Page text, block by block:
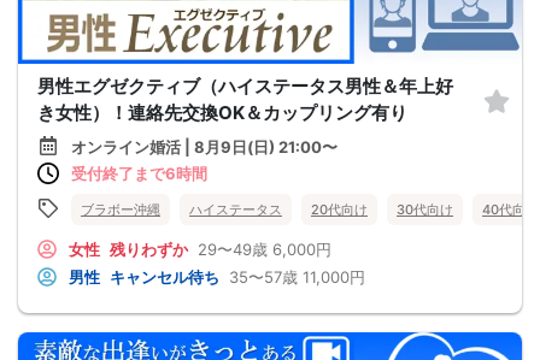
男性エグゼクティブ（ハイステータス男性＆年上好
き女性）！連絡先交換OK＆カップリング有り
オンライン婚活 | 8月9日(日) 21:00〜
受付終了まで6時間
ブラボー沖縄 ハイステータス 20代向け 30代向け 40代向け
女性 残りわずか 29〜49歳 6,000円
男性 キャンセル待ち 35〜57歳 11,000円